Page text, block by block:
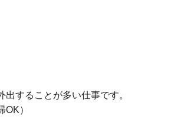
することが多い仕事です。
）